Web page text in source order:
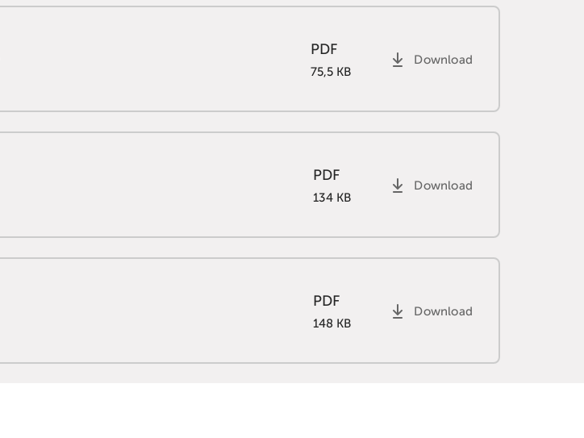
PDF
75,5 KB
Download
PDF
134 KB
Download
PDF
148 KB
Download